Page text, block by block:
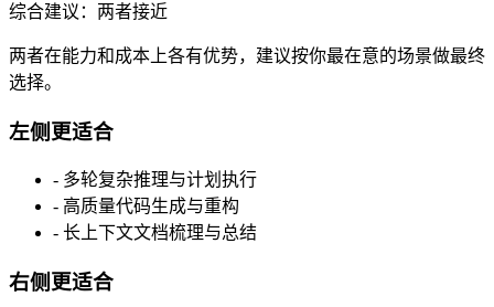
综合建议：两者接近
两者在能力和成本上各有优势，建议按你最在意的场景做最终
选择。
左侧更适合
- 多轮复杂推理与计划执行
- 高质量代码生成与重构
- 长上下文文档梳理与总结
右侧更适合